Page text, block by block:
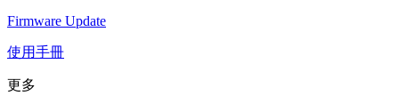
Firmware Update
使用手冊
更多